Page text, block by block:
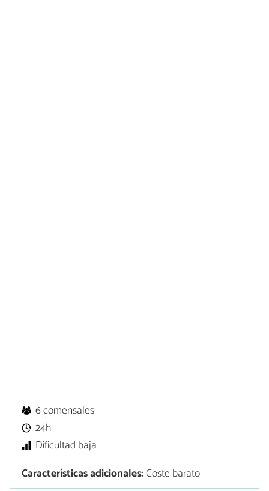
6 comensales
24h
Dificultad baja
Características adicionales:Coste barato